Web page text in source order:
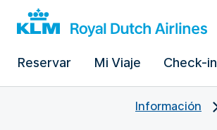
Reservar Mi Viaje Check-in
Información